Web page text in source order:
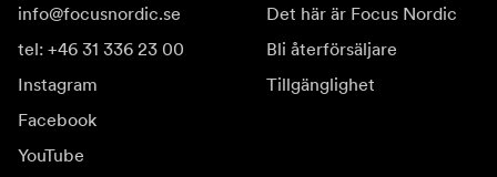
info@focusnordic.se
tel: +46 31 336 23 00
Instagram
Facebook
YouTube
Det här är Focus Nordic
Bli återförsäljare
Tillgänglighet